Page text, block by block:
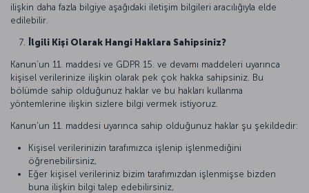
ilişkin daha fazla bilgiye aşağıdaki iletişim bilgileri aracılığıyla elde
edilebilir.
İlgili Kişi Olarak Hangi Haklara Sahipsiniz?
Kanun’un 11. maddesi ve GDPR 15. ve devamı maddeleri uyarınca
kişisel verilerinize ilişkin olarak pek çok hakka sahipsiniz. Bu
bölümde sahip olduğunuz haklar ve bu hakları kullanma
yöntemlerine ilişkin sizlere bilgi vermek istiyoruz.
Kanun’un 11. maddesi uyarınca sahip olduğunuz haklar şu şekildedir:
Kişisel verilerinizin tarafımızca işlenip işlenmediğini
öğrenebilirsiniz,
Eğer kişisel verileriniz bizim tarafımızdan işlenmişse bizden
buna ilişkin bilgi talep edebilirsiniz,